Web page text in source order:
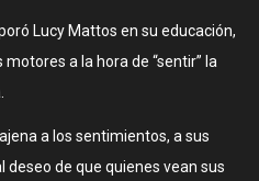
Lucy Mattos en su educación,
a la hora de “sentir” la
a los sentimientos, a sus
deseo de que quienes vean sus